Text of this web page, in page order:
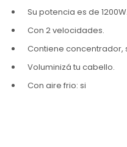
Su potencia es de 1200W.
Con 2 velocidades.
Contiene concentrador,
Voluminizá tu cabello.
Con aire frio: si